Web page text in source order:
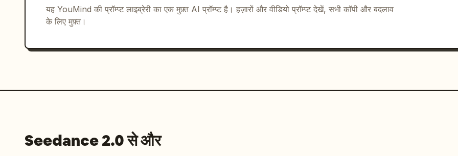
यह YouMind की प्रॉम्प्ट लाइब्रेरी का एक मुफ़्त AI प्रॉम्प्ट है। हज़ारों और वीडियो प्रॉम्प्ट देखें, सभी कॉपी और बदलाव
के लिए मुफ़्त।
Seedance 2.0 से और